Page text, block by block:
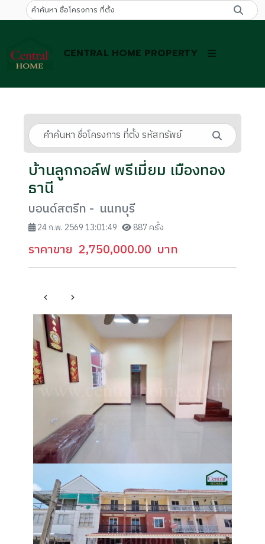
CENTRAL HOME PROPERTY
บ้านลูกกอล์ฟ พรีเมี่ยม เมืองทอง
ธานี
บอนด์สตรีท - นนทบุรี
24 ก.พ. 2569 13:01:49 887 ครั้ง
ราคาขาย 2,750,000.00 บาท